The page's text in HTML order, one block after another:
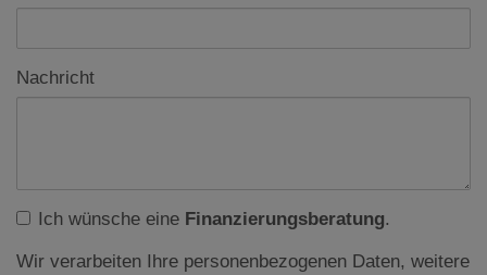
Nachricht
Ich wünsche eine Finanzierungsberatung.
Wir verarbeiten Ihre personenbezogenen Daten, weitere